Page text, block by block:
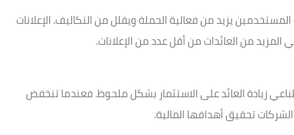
يزيد من فعالية الحملة ويقلل من التكاليف. الإعلانات
من العائدات من أقل عدد من الإعلانات.
زيادة العائد على الاستثمار بشكل ملحوظ. فعندما تنخفض
تحقيق أهدافها المالية.